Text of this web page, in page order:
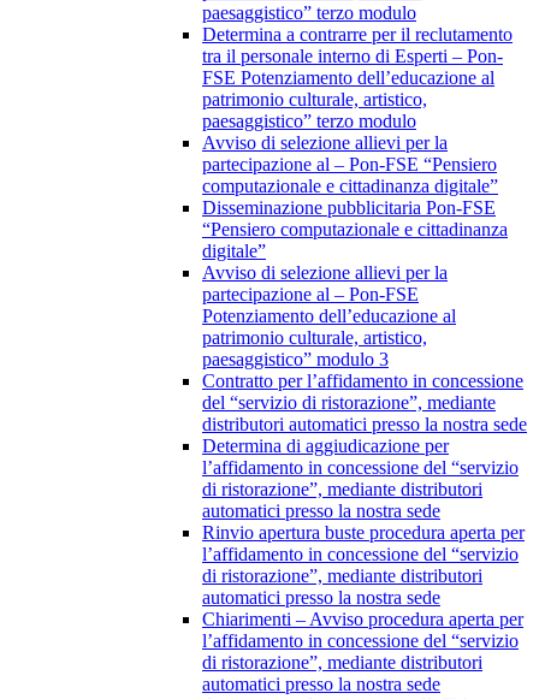
paesaggistico” terzo modulo
Determina a contrarre per il reclutamento
tra il personale interno di Esperti – Pon-
FSE Potenziamento dell’educazione al
patrimonio culturale, artistico,
paesaggistico” terzo modulo
Avviso di selezione allievi per la
partecipazione al – Pon-FSE “Pensiero
computazionale e cittadinanza digitale”
Disseminazione pubblicitaria Pon-FSE
“Pensiero computazionale e cittadinanza
digitale”
Avviso di selezione allievi per la
partecipazione al – Pon-FSE
Potenziamento dell’educazione al
patrimonio culturale, artistico,
paesaggistico” modulo 3
Contratto per l’affidamento in concessione
del “servizio di ristorazione”, mediante
distributori automatici presso la nostra sede
Determina di aggiudicazione per
l’affidamento in concessione del “servizio
di ristorazione”, mediante distributori
automatici presso la nostra sede
Rinvio apertura buste procedura aperta per
l’affidamento in concessione del “servizio
di ristorazione”, mediante distributori
automatici presso la nostra sede
Chiarimenti – Avviso procedura aperta per
l’affidamento in concessione del “servizio
di ristorazione”, mediante distributori
automatici presso la nostra sede